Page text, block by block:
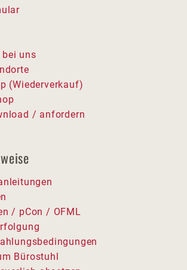
bei uns
(Wiederverkauf)
/ anfordern
/ pCon / OFML
Bürostuhl